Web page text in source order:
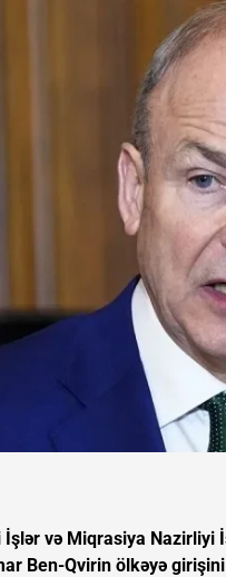
və Miqrasiya
Ben-Qvirin ölkəyə